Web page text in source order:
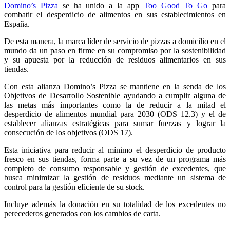
Domino’s Pizza se ha unido a la app Too Good To Go para
combatir el desperdicio de alimentos en sus establecimientos en
España.
De esta manera, la marca líder de servicio de pizzas a domicilio en el
mundo da un paso en firme en su compromiso por la sostenibilidad
y su apuesta por la reducción de residuos alimentarios en sus
tiendas.
Con esta alianza Domino’s Pizza se mantiene en la senda de los
Objetivos de Desarrollo Sostenible ayudando a cumplir alguna de
las metas más importantes como la de reducir a la mitad el
desperdicio de alimentos mundial para 2030 (ODS 12.3) y el de
establecer alianzas estratégicas para sumar fuerzas y lograr la
consecución de los objetivos (ODS 17).
Esta iniciativa para reducir al mínimo el desperdicio de producto
fresco en sus tiendas, forma parte a su vez de un programa más
completo de consumo responsable y gestión de excedentes, que
busca minimizar la gestión de residuos mediante un sistema de
control para la gestión eficiente de su stock.
Incluye además la donación en su totalidad de los excedentes no
perecederos generados con los cambios de carta.